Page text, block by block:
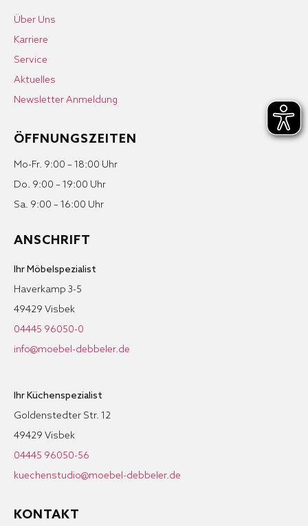
Über Uns
Karriere
Service
Aktuelles
Newsletter Anmeldung
ÖFFNUNGSZEITEN
Mo-Fr. 9:00 – 18:00 Uhr
Do. 9:00 – 19:00 Uhr
Sa. 9:00 – 16:00 Uhr
ANSCHRIFT
Ihr Möbelspezialist
Haverkamp 3-5
49429 Visbek
04445 96050-0
info@moebel-debbeler.de
Ihr Küchenspezialist
Goldenstedter Str. 12
49429 Visbek
04445 96050-56
kuechenstudio@moebel-debbeler.de
KONTAKT